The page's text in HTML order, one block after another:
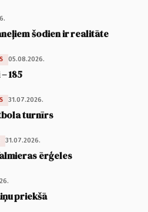
šodien ir realitāte
05.08.2026.
185
31.07.2026.
turnīrs
31.07.2026.
ērģeles
priekšā